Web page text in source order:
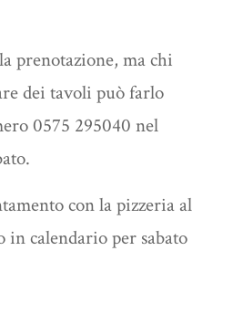
prenotazione, ma chi
dei tavoli può farlo
0575 295040 nel
con la pizzeria al
in calendario per sabato